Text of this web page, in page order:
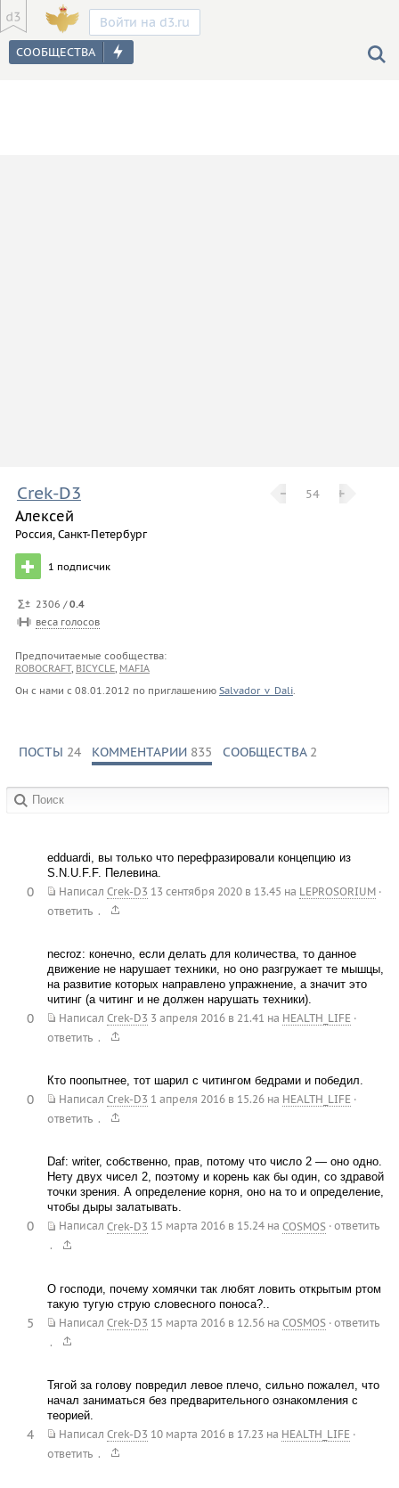
Войти на d3.ru
− 54 +
Crek-D3
Алексей
Россия, Санкт-Петербург
1 подписчик
2306 /0.4
веса голосов
Предпочитаемые сообщества:
ROBOCRAFT, BICYCLE, MAFIA
Он с нами с 08.01.2012 по приглашению Salvador_v_Dali.
ПОСТЫ 24 КОММЕНТАРИИ 835 СООБЩЕСТВА 2
edduardi, вы только что перефразировали концепцию из
S.N.U.F.F. Пелевина.
Написал Crek-D3 13 сентября 2020 в 13.45 на LEPROSORIUM ·
ответить .
0
necroz: конечно, если делать для количества, то данное
движение не нарушает техники, но оно разгружает те мышцы,
на развитие которых направлено упражнение, а значит это
читинг (а читинг и не должен нарушать техники).
Написал Crek-D3 3 апреля 2016 в 21.41 на HEALTH_LIFE ·
ответить .
0
Кто поопытнее, тот шарил с читингом бедрами и победил.
Написал Crek-D3 1 апреля 2016 в 15.26на HEALTH_LIFE ·
ответить .
0
Daf: writer, собственно, прав, потому что число 2 — оно одно.
Нету двух чисел 2, поэтому и корень как бы один, со здравой
точки зрения. А определение корня, оно на то и определение,
чтобы дыры залатывать.
Написал Crek-D3 15 марта 2016 в 15.24на COSMOS · ответить
.
0
О господи, почему хомячки так любят ловить открытым ртом
такую тугую струю словесного поноса?..
Написал Crek-D3 15 марта 2016 в 12.56на COSMOS · ответить
.
5
Тягой за голову повредил левое плечо, сильно пожалел, что
начал заниматься без предварительного ознакомления с
теорией.
Написал Crek-D3 10 марта 2016 в 17.23 на HEALTH_LIFE ·
ответить .
4